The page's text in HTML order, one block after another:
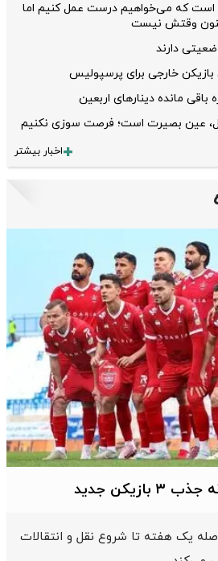
۴۷ سال است که می‌خواهیم درست عمل کنیم اما
وقتش نیست
دارند
بازیکن خارجی برای پرسپولیس
باقی مانده دینارهای اربعین
عین بصیرت است؛ فرصت سوزی نکنیم
اخبار بیشتر
جدید
یک هفته تا شروع نقل و انتقالات